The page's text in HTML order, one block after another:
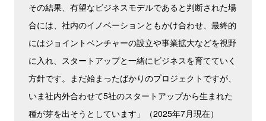
その結果、有望なビジネスモデルであると判断された場
合には、社内のイノベーションともかけ合わせ、最終的
にはジョイントベンチャーの設立や事業拡大などを視野
に入れ、スタートアップと一緒にビジネスを育てていく
方針です。まだ始まったばかりのプロジェクトですが、
いま社内外合わせて5社のスタートアップから生まれた
種が芽を出そうとしています」（2025年7月現在）